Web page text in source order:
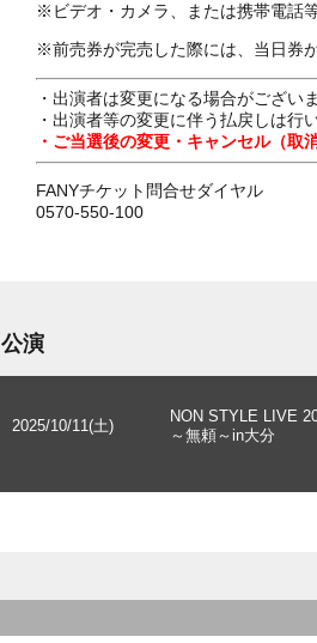
※前売券が完売した際には、当日券
・出演者は変更になる場合がござい
・出演者等の変更に伴う払戻しは行
・ご当選後の変更・キャンセル（取
FANYチケット問合せダイヤル
0570-550-100
公演
2025/10/11(土)
NON STYLE LIVE
～無頼～in大分